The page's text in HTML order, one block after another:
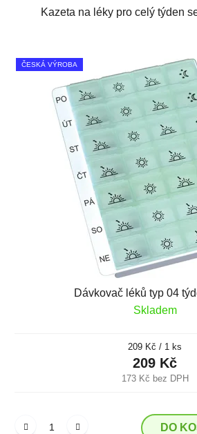
Kazeta na léky pro celý týden
ČESKÁ VÝROBA
Dávkovač léků typ 04
Skladem
173 Kč bez DPH
209 Kč
Měrná
cena:
209 Kč / 1 ks
DO